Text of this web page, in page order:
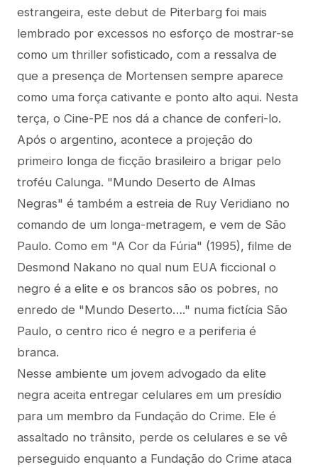
estrangeira, este debut de Piterbarg foi mais
lembrado por excessos no esforço de mostrar-se
como um thriller sofisticado, com a ressalva de
que a presença de Mortensen sempre aparece
como uma força cativante e ponto alto aqui. Nesta
terça, o Cine-PE nos dá a chance de conferi-lo.
Após o argentino, acontece a projeção do
primeiro longa de ficção brasileiro a brigar pelo
troféu Calunga. "Mundo Deserto de Almas
Negras" é também a estreia de Ruy Veridiano no
comando de um longa-metragem, e vem de São
Paulo. Como em "A Cor da Fúria" (1995), filme de
Desmond Nakano no qual num EUA ficcional o
negro é a elite e os brancos são os pobres, no
enredo de "Mundo Deserto…." numa fictícia São
Paulo, o centro rico é negro e a periferia é
branca.
Nesse ambiente um jovem advogado da elite
negra aceita entregar celulares em um presídio
para um membro da Fundação do Crime. Ele é
assaltado no trânsito, perde os celulares e se vê
perseguido enquanto a Fundação do Crime ataca